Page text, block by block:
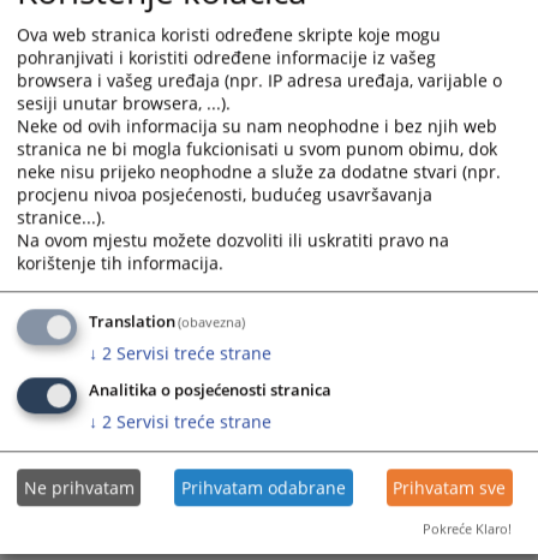
a
date.
Press
the
question
mark
key
to
get
the
keyboard
shortcuts
for
changing
dates.
a
date.
Press
the
question
mark
key
to
the
keyboard
shortcuts
for
changing
dates.
Preporuke Evropske komisije zasnovane na stručnoj analizi
finansijskih izvještaja sudija i tužilaca u pravosuđu BiH
Preporuka Evropske komisije zasnovanih na stručnoj
analizi disciplinskih postupaka u pravosuđu BIH
Preporuka Evropske komisije zasnovanih na stručnoj
analizi Poslovnika Visokog sudskog i tužilačkog vijeća
Bosne i Hercegovine
Ova web stranica koristi određene skripte koje mogu
pohranjivati i koristiti određene informacije iz vašeg
browsera i vašeg uređaja (npr. IP adresa uređaja, varijable o
sesiji unutar browsera, ...).
Neke od ovih informacija su nam neophodne i bez njih web
stranica ne bi mogla fukcionisati u svom punom obimu, dok
neke nisu prijeko neophodne a služe za dodatne stvari (npr.
procjenu nivoa posjećenosti, budućeg usavršavanja
stranice...).
Na ovom mjestu možete dozvoliti ili uskratiti pravo na
korištenje tih informacija.
Translation(obavezna)
↓ 2 Servisi treće strane
Analitika o posjećenosti stranica
↓ 2 Servisi treće strane
Ne prihvatam Prihvatam odabrane Prihvatam sve
Pokreće Klaro!